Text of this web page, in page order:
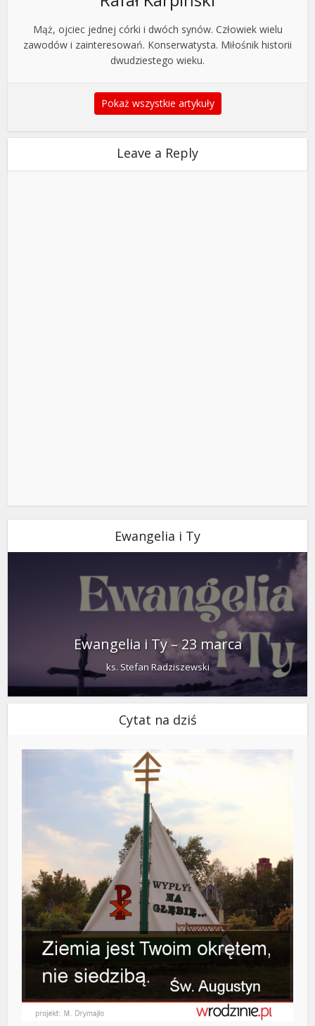
Mąż, ojciec jednej córki i dwóch synów. Człowiek wielu
zawodów i zainteresowań. Konserwatysta. Miłośnik historii
dwudziestego wieku.
Pokaż wszystkie artykuły
Leave a Reply
Ewangelia i Ty
Ewangelia i Ty – 23 marca
ks. Stefan Radziszewski
Cytat na dziś